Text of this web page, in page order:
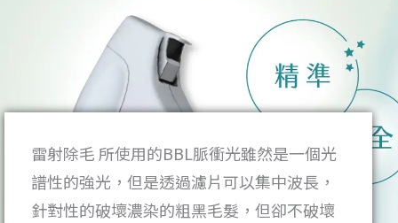
雷射除毛 所使用的BBL脈衝光雖然是一個光
譜性的強光，但是透過濾片可以集中波長，
針對性的破壞濃染的粗黑毛髮，但卻不破壞